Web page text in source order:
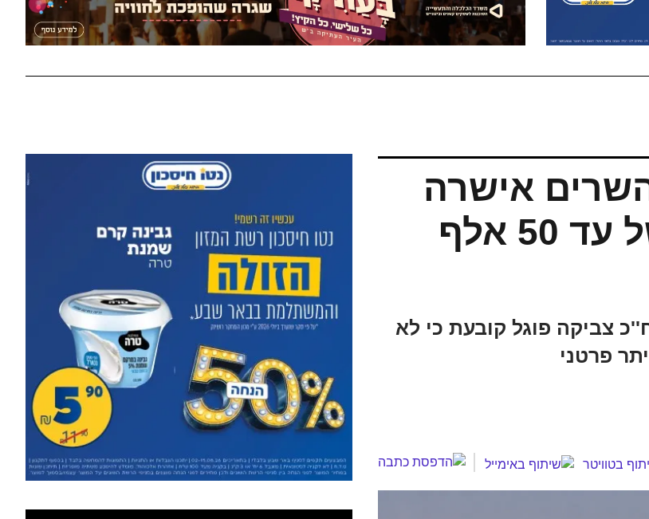
השרים אישרה
החמרת אכיפה וקנסות של עד 50 אלף
צביקה פוגל קובעת כי לא
פרטני
עוד בספורט >